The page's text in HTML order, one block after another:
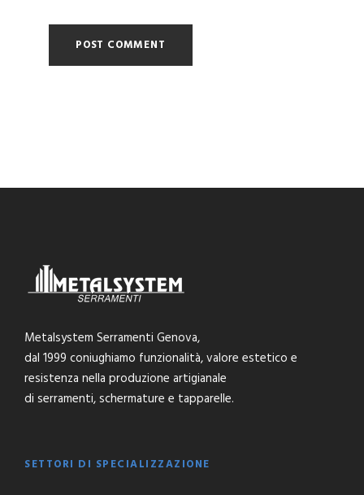
Metalsystem Serramenti Genova,
dal 1999 coniughiamo funzionalità, valore estetico e
resistenza nella produzione artigianale
di serramenti, schermature e tapparelle.
SETTORI DI SPECIALIZZAZIONE